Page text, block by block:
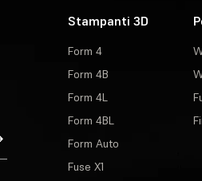
Stampanti 3D
Form 4
Form 4B
Form 4L
Form 4BL
Form Auto
Fuse X1